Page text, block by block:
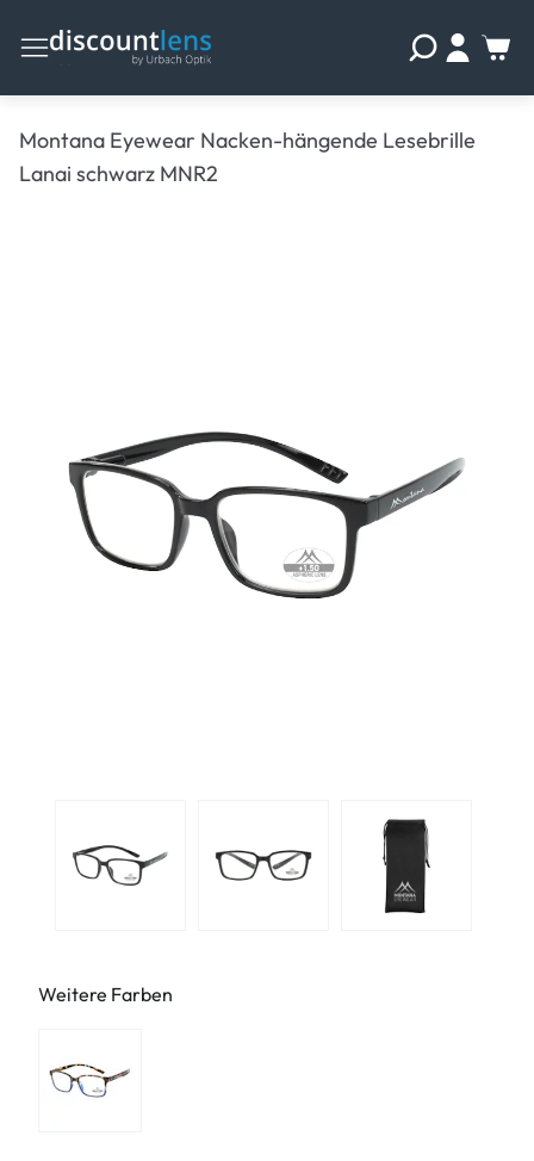
Montana Eyewear Nacken-hängende Lesebrille
Lanai schwarz MNR2
Weitere Farben